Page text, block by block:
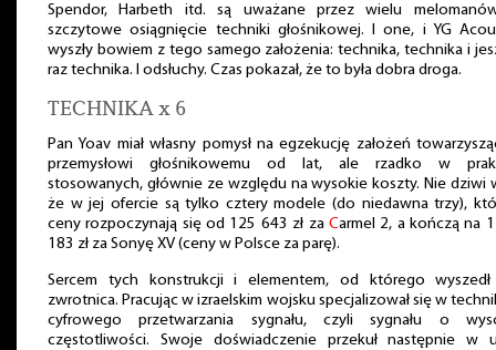
Spendor, Harbeth itd. są uważane przez wielu
szczytowe osiągnięcie techniki głośnikowej. I one, i YG
wyszły bowiem z tego samego założenia: technika, technika i
raz technika. I odsłuchy. Czas pokazał, że to była dobra droga.
TECHNIKA x 6
Pan Yoav miał własny pomysł na egzekucję założeń
przemysłowi głośnikowemu od lat, ale rzadko w
stosowanych, głównie ze względu na wysokie koszty. Nie dziwi
że w jej ofercie są tylko cztery modele (do niedawna trzy),
ceny rozpoczynają się od 125 643 zł za Carmel 2, a kończą na
183 zł za Sonyę XV (ceny w Polsce za parę).
Sercem tych konstrukcji i elementem, od którego
zwrotnica. Pracując w izraelskim wojsku specjalizował się w
cyfrowego przetwarzania sygnału, czyli sygnału o
częstotliwości. Swoje doświadczenie przekuł następnie w